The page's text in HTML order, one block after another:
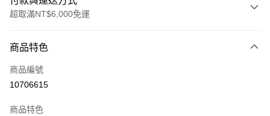
超取滿NT$6,000免運
信用卡一次付款
超商取貨付款
商品特色
商品編號
10706615
商品特色